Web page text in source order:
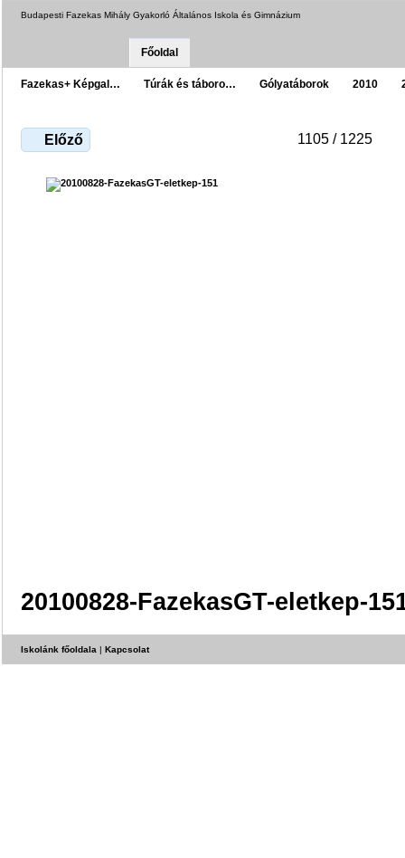
Budapesti Fazekas Mihály Gyakorló Általános Iskola és Gimnázium
Főoldal
Fazekas+ Képgal… Túrák és táboro… Gólyatáborok 2010
Előző 1105 / 1225
20100828-FazekasGT-eletkep-
Iskolánk főoldala | Kapcsolat